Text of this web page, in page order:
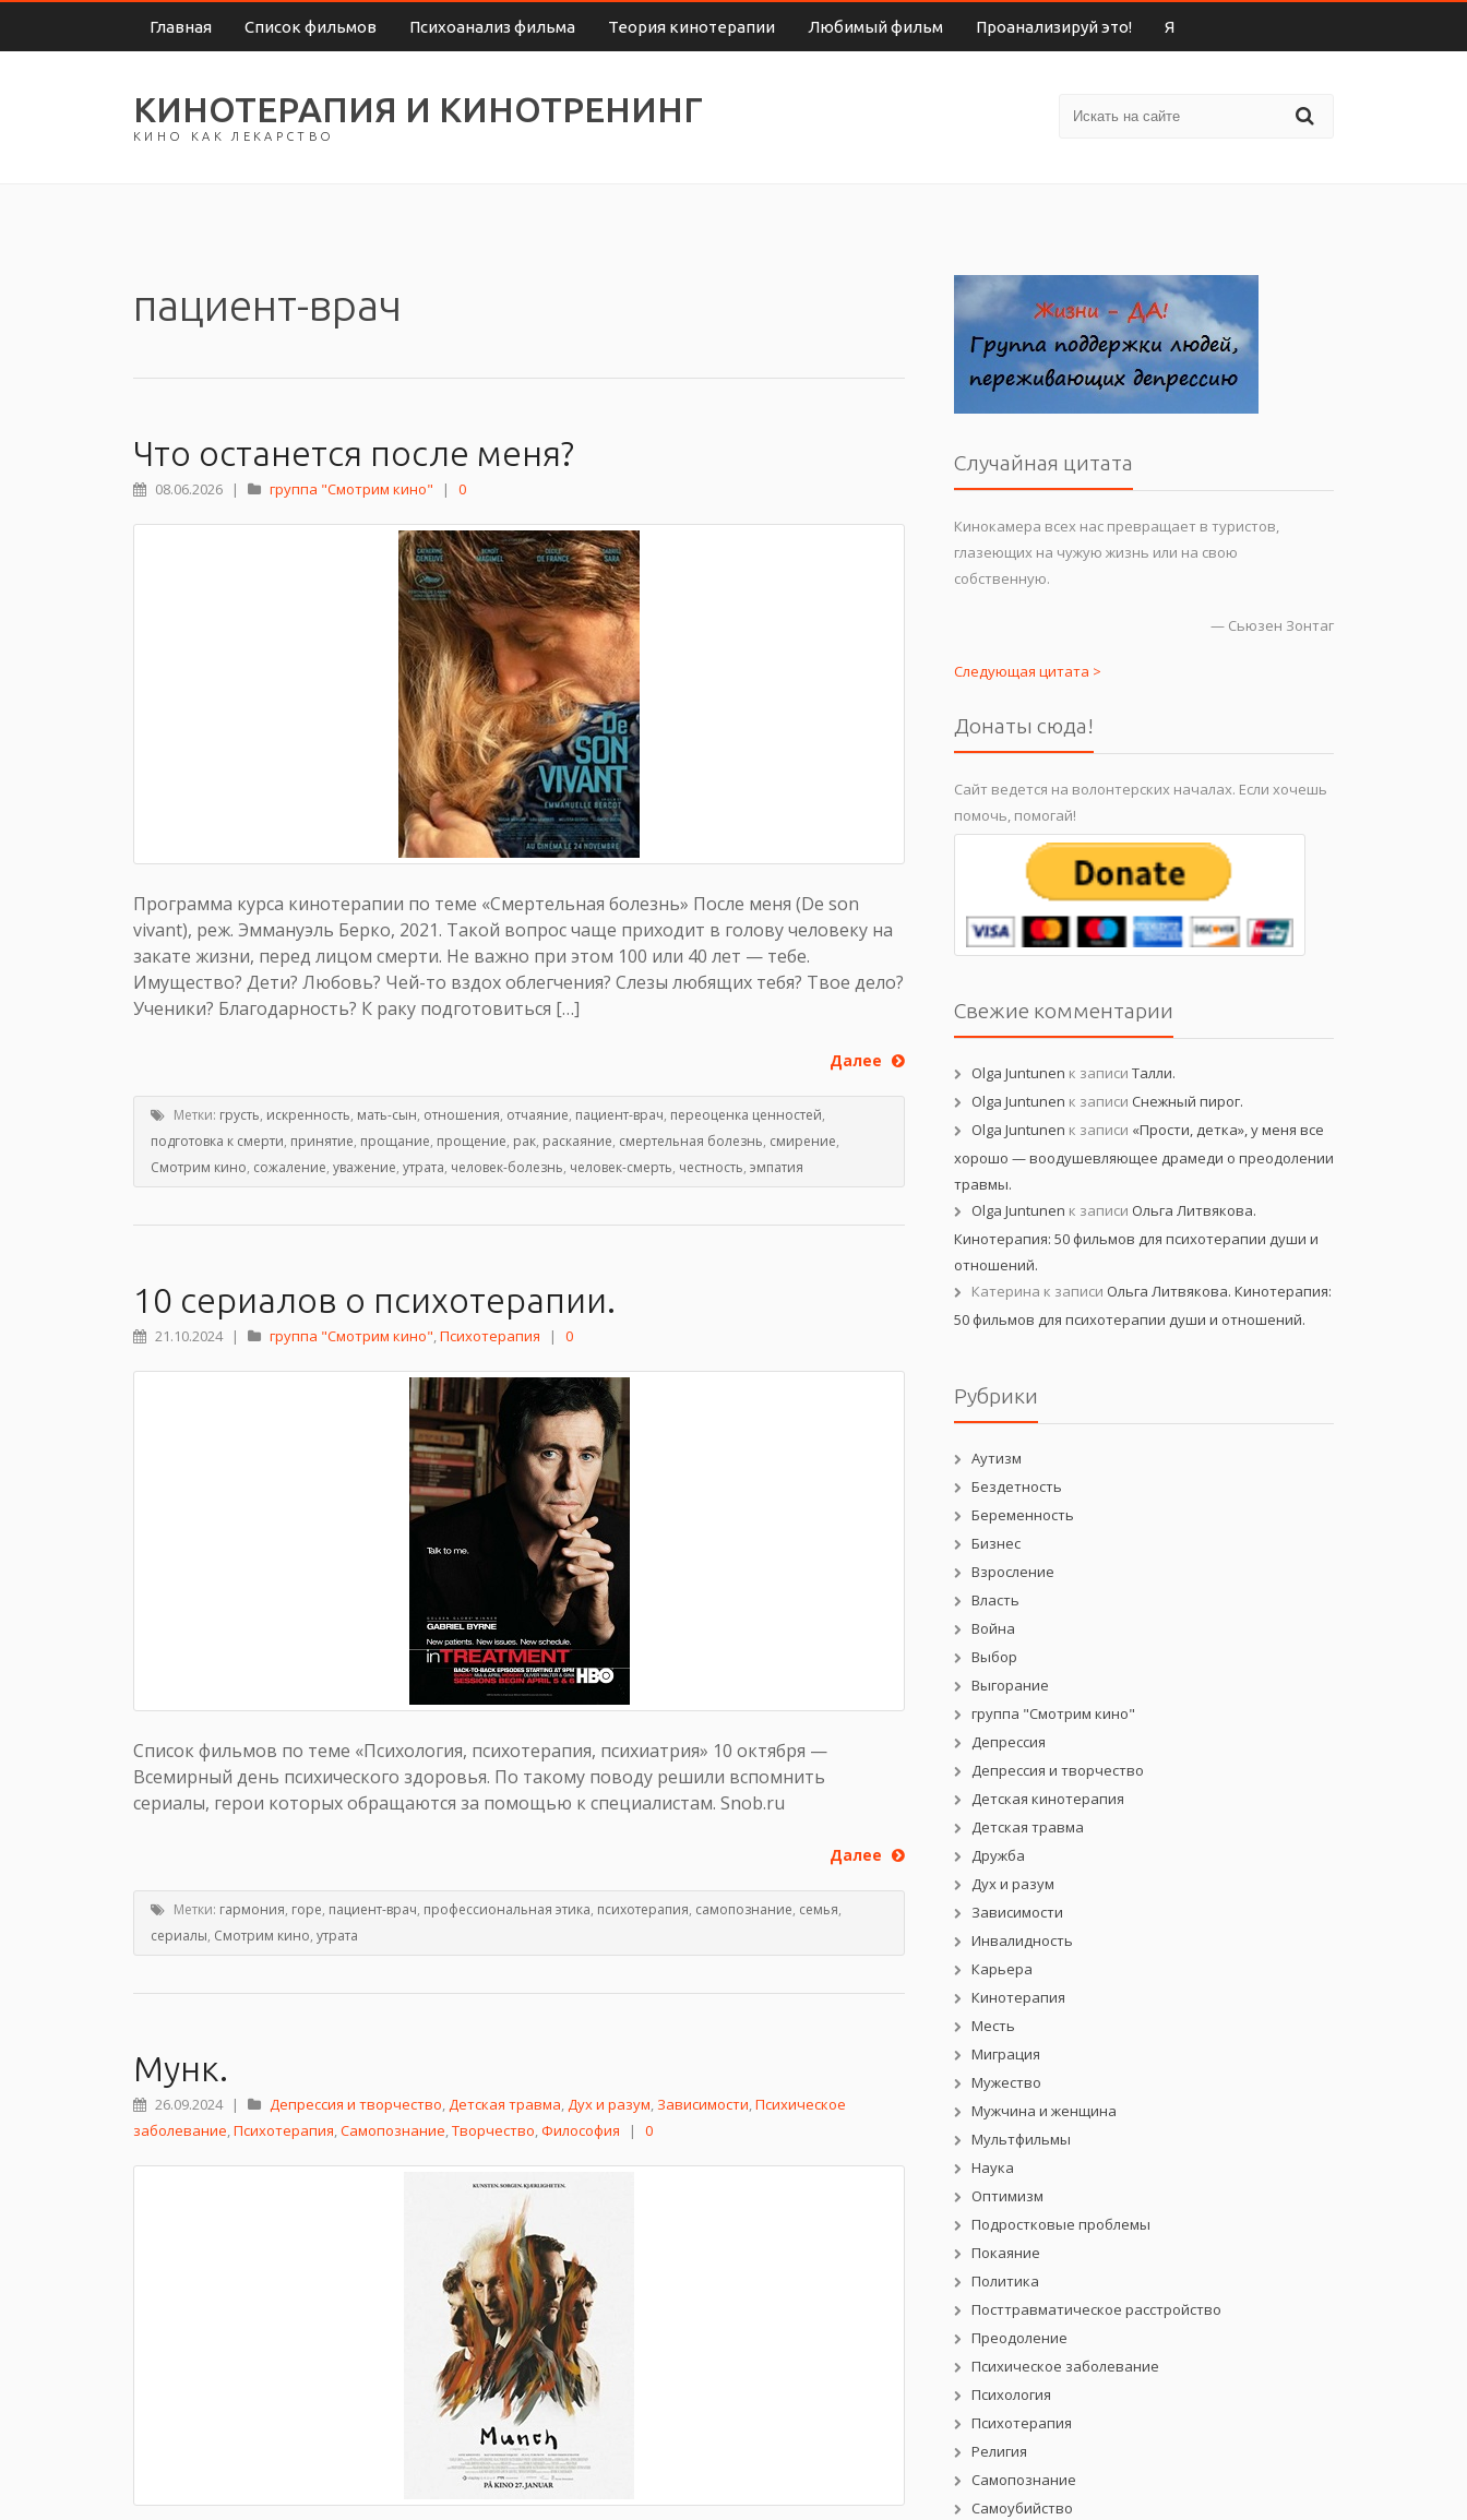
Главная Список фильмов Психоанализ фильма Теория кинотерапии Любимый фильм Проанализируй это! Я
КИНОТЕРАПИЯ И КИНОТРЕНИНГ
КИНО КАК ЛЕКАРСТВО
пациент-врач
Что останется после меня?
08.06.2026 | группа "Смотрим кино" | 0
Программа курса кинотерапии по теме «Смертельная болезнь» После меня (De son
vivant), реж. Эммануэль Берко, 2021. Такой вопрос чаще приходит в голову человеку на
закате жизни, перед лицом смерти. Не важно при этом 100 или 40 лет — тебе.
Имущество? Дети? Любовь? Чей-то вздох облегчения? Слезы любящих тебя? Твое дело?
Ученики? Благодарность? К раку подготовиться […]
Далее
Метки: грусть, искренность, мать-сын, отношения, отчаяние, пациент-врач, переоценка ценностей,
подготовка к смерти, принятие, прощание, прощение, рак, раскаяние, смертельная болезнь, смирение,
Смотрим кино, сожаление, уважение, утрата, человек-болезнь, человек-смерть, честность, эмпатия
10 сериалов о психотерапии.
21.10.2024 | группа "Смотрим кино",Психотерапия | 0
Список фильмов по теме «Психология, психотерапия, психиатрия» 10 октября —
Всемирный день психического здоровья. По такому поводу решили вспомнить
сериалы, герои которых обращаются за помощью к специалистам. Snob.ru
Далее
Метки: гармония, горе, пациент-врач, профессиональная этика, психотерапия, самопознание, семья,
сериалы, Смотрим кино, утрата
Мунк.
26.09.2024 | Депрессия и творчество,Детская травма,Дух и разум, Зависимости,Психическое
заболевание,Психотерапия,Самопознание,Творчество,Философия | 0
Случайная цитата
Кинокамера всех нас превращает в туристов,
глазеющих на чужую жизнь или на свою
собственную.
— Сьюзен Зонтаг
Следующая цитата >
Донаты сюда!
Сайт ведется на волонтерских началах. Если хочешь
помочь, помогай!
Свежие комментарии
Olga Juntunen к записи Талли.
Olga Juntunen к записи Снежный пирог.
Olga Juntunen к записи «Прости, детка», у меня все
хорошо — воодушевляющее драмеди о преодолении
травмы.
Olga Juntunen к записи Ольга Литвякова.
Кинотерапия: 50 фильмов для психотерапии души и
отношений.
Катерина к записи Ольга Литвякова. Кинотерапия:
50 фильмов для психотерапии души и отношений.
Рубрики
Аутизм
Бездетность
Беременность
Бизнес
Взросление
Власть
Война
Выбор
Выгорание
группа "Смотрим кино"
Депрессия
Депрессия и творчество
Детская кинотерапия
Детская травма
Дружба
Дух и разум
Зависимости
Инвалидность
Карьера
Кинотерапия
Месть
Миграция
Мужество
Мужчина и женщина
Мультфильмы
Наука
Оптимизм
Подростковые проблемы
Покаяние
Политика
Посттравматическое расстройство
Преодоление
Психическое заболевание
Психология
Психотерапия
Религия
Самопознание
Самоубийство